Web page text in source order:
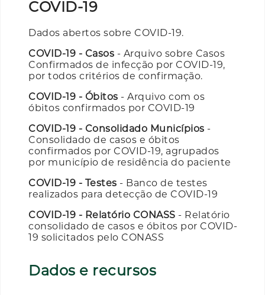
COVID-19
Dados abertos sobre COVID-19.
COVID-19 - Casos - Arquivo sobre Casos
Confirmados de infecção por COVID-19,
por todos critérios de confirmação.
COVID-19 - Óbitos - Arquivo com os
óbitos confirmados por COVID-19
COVID-19 - Consolidado Municípios -
Consolidado de casos e óbitos
confirmados por COVID-19, agrupados
por município de residência do paciente
COVID-19 - Testes - Banco de testes
realizados para detecção de COVID-19
COVID-19 - Relatório CONASS - Relatório
consolidado de casos e óbitos por COVID-
19 solicitados pelo CONASS
Dados e recursos